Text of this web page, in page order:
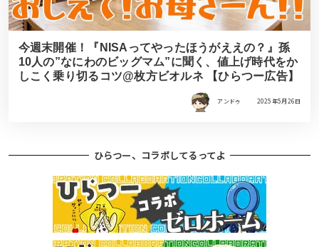
今週末開催！『NISAってやったほうがええの？』孫
10人の”なにわのビッグマム”に聞く、値上げ時代をか
しこく乗り切るコツ@枚方ビオルネ 【ひらつー広告】
アンドゥ 2025年5月26日
ひらつー、コラボしてるってよ